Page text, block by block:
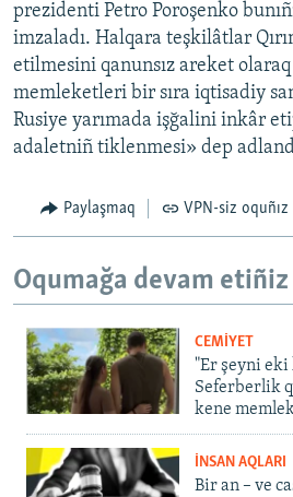
prezidenti Petro Poroşenko
imzaladı. Halqara teşkilâtlar
etilmesini qanunsız areket olaraq
memleketleri bir sıra iqtisadiy
Rusiye yarımada işğalini inkâr
adaletniñ tiklenmesi» dep
Paylaşmaq VPN-siz oquñız
Oqumağa devam etiñiz
CEMİYET
"Er şeyni
Seferberlik
kene
İNSAN AQLARI
Bir an – ve